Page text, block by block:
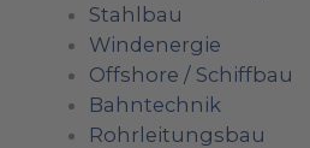
Stahlbau
Windenergie
Offshore / Schiffbau
Bahntechnik
Rohrleitungsbau